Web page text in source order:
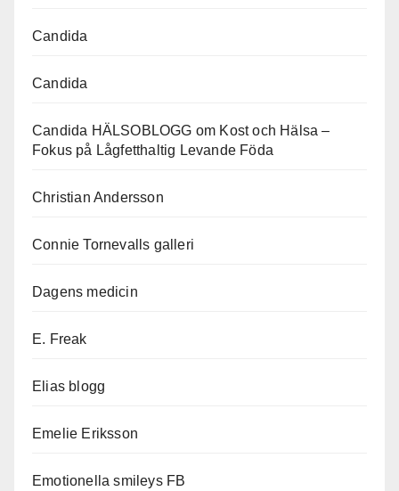
Candida
Candida
Candida HÄLSOBLOGG om Kost och Hälsa –
Fokus på Lågfetthaltig Levande Föda
Christian Andersson
Connie Tornevalls galleri
Dagens medicin
E. Freak
Elias blogg
Emelie Eriksson
Emotionella smileys FB